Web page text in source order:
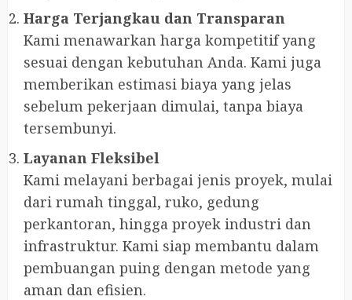
Harga Terjangkau dan Transparan
Kami menawarkan harga kompetitif yang
sesuai dengan kebutuhan Anda. Kami juga
memberikan estimasi biaya yang jelas
sebelum pekerjaan dimulai, tanpa biaya
tersembunyi.
Layanan Fleksibel
Kami melayani berbagai jenis proyek, mulai
dari rumah tinggal, ruko, gedung
perkantoran, hingga proyek industri dan
infrastruktur. Kami siap membantu dalam
pembuangan puing dengan metode yang
aman dan efisien.